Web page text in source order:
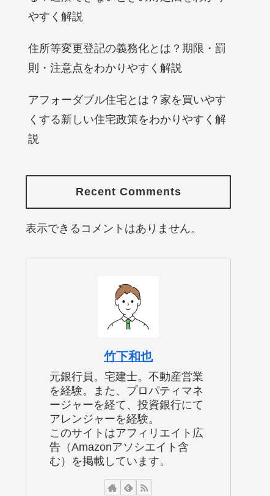
やすく解説
住所等変更登記の義務化とは？期限・罰
則・注意点をわかりやすく解説
アフォーダブル住宅とは？家を買いやす
くする新しい住宅政策をわかりやすく解
説
Recent Comments
表示できるコメントはありません。
竹下和也
元銀行員。宅建士。不動産営業
を経験。また、プロパティマネ
ージャーを経て、投資銀行にて
アレンジャーを経験。
このサイトはアフィリエイト広
告（Amazonアソシエイト含
む）を掲載しています。